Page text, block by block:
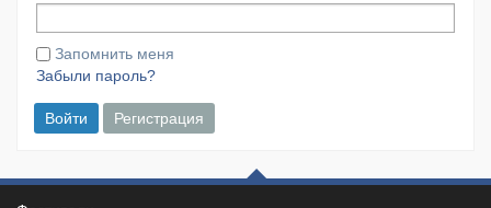
Запомнить меня
Забыли пароль?
Войти Регистрация